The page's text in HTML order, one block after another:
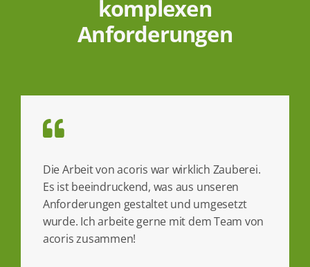
komplexen
Anforderungen
Die Arbeit von acoris war wirklich Zauberei.
Es ist beeindruckend, was aus unseren
Anforderungen gestaltet und umgesetzt
wurde. Ich arbeite gerne mit dem Team von
acoris zusammen!